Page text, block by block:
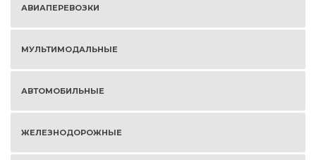
АВИАПЕРЕВОЗКИ
МУЛЬТИМОДАЛЬНЫЕ
АВТОМОБИЛЬНЫЕ
ЖЕЛЕЗНОДОРОЖНЫЕ